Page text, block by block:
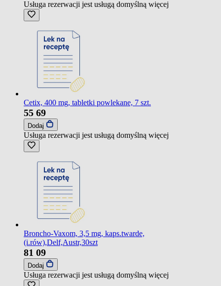
Usługa rezerwacji jest usługą domyślną więcej
Cetix, 400 mg, tabletki powlekane, 7 szt.
55 69
Dodaj
Usługa rezerwacji jest usługą domyślną więcej
Broncho-Vaxom, 3,5 mg, kaps.twarde,
(i.rów),Delf,Austr,30szt
81 09
Dodaj
Usługa rezerwacji jest usługą domyślną więcej